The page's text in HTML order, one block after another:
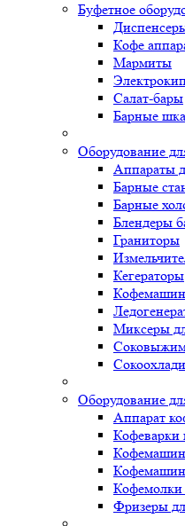
Буфетное
Кофе
Мармиты
Cалат-бары
Барные
Оборудование
Аппараты
Барные
Барные
Блендеры
Граниторы
Кегераторы
Миксеры
Оборудование
Аппарат
Кофеварки
Кофемолки
Фризеры